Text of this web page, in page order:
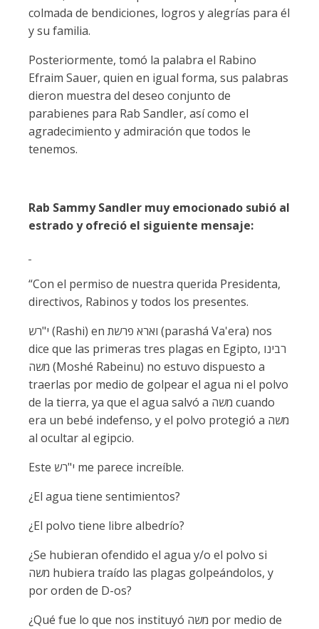
colmada de bendiciones, logros y alegrías para él
y su familia.
Posteriormente, tomó la palabra el Rabino
Efraim Sauer, quien en igual forma, sus palabras
dieron muestra del deseo conjunto de
parabienes para Rab Sandler, así como el
agradecimiento y admiración que todos le
tenemos.
Rab Sammy Sandler muy emocionado subió al
estrado y ofreció el siguiente mensaje:
“Con el permiso de nuestra querida Presidenta,
directivos, Rabinos y todos los presentes.
י"רש (Rashi) en וארא פרשת (parashá Va'era) nos
dice que las primeras tres plagas en Egipto, רבינו
משה (Moshé Rabeinu) no estuvo dispuesto a
traerlas por medio de golpear el agua ni el polvo
de la tierra, ya que el agua salvó a משה cuando
era un bebé indefenso, y el polvo protegió a משה
al ocultar al egipcio.
Este י"רש me parece increíble.
¿El agua tiene sentimientos?
¿El polvo tiene libre albedrío?
¿Se hubieran ofendido el agua y/o el polvo si
משה hubiera traído las plagas golpeándolos, y
por orden de D-os?
¿Qué fue lo que nos instituyó משה por medio de